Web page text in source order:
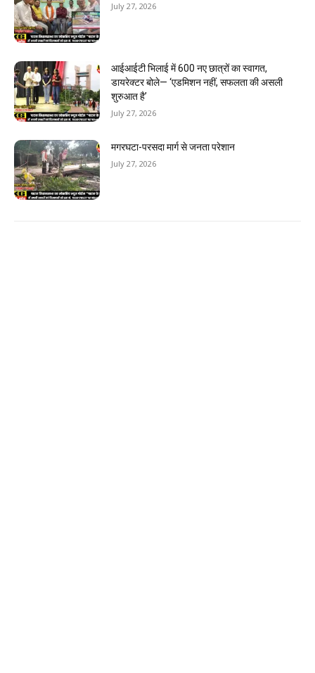
July 27, 2026
आईआईटी भिलाई में 600 नए छात्रों का स्वागत,
डायरेक्टर बोले— ‘एडमिशन नहीं, सफलता की असली
शुरुआत है’
July 27, 2026
मगरघटा-परसदा मार्ग से जनता परेशान
July 27, 2026